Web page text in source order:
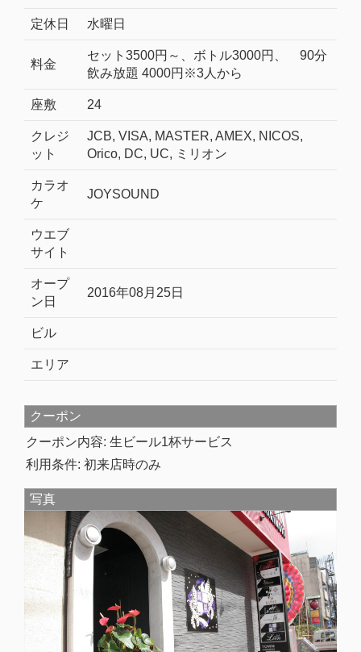
定休日 水曜日
料金
セット3500円～、ボトル3000円、 90分
飲み放題 4000円※3人から
座敷 24
クレジ
ット
JCB, VISA, MASTER, AMEX, NICOS,
Orico, DC, UC, ミリオン
カラオ
ケ
JOYSOUND
ウエブ
サイト
オープ
ン日
2016年08月25日
ビル
エリア
クーポン
クーポン内容: 生ビール1杯サービス
利用条件: 初来店時のみ
写真